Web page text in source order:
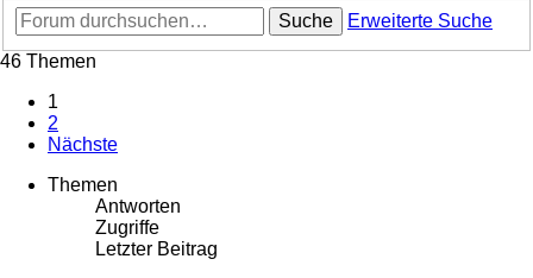
Suche
Erweiterte Suche
46 Themen
1
2
Nächste
Themen
Antworten
Zugriffe
Letzter Beitrag